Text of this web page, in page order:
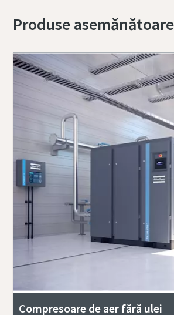
Produse asemănătoare
Compresoare de aer fără ulei